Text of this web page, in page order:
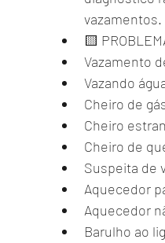
vazamentos.
🟨
Vazamento
Vazando
Cheiro de
Cheiro
Cheiro de
Suspeita de
Aquecedor
Aquecedor
Barulho ao